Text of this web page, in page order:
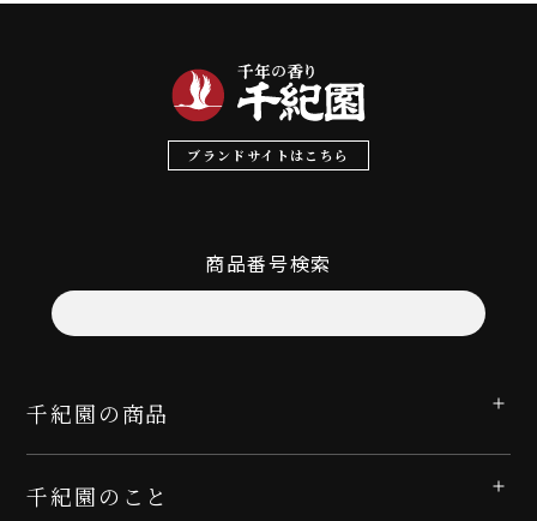
ブランドサイトはこちら
商品番号検索
千紀園の商品
千紀園のこと